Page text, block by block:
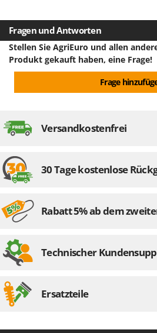
Tre Spade
Trev - Abrek - TecnoVIR
Trotec
Unger
V
Verdemax
Vesco
Volpi
Weber
Wiper EcoRobot
Schlittenswerkstoff
abnehmbarer Schlitten durch Knopf
Führung des Schlittens
Werkstoff des Schneideguttellers
Nettogewicht
Verpackung
Abmessung Verpackung/en cm (LxBxH)
Gesamtgewicht mit Verpackung
Fragen und Antworten
Stellen Sie AgriEuro und allen
Produkt gekauft haben, eine Frage!
Frage
Versandkostenfrei
30 Tage kostenlose
Rabatt 5% ab dem
Technischer
Ersatzteile